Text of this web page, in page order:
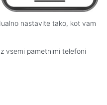
nastavite tako, kot vam
vsemi pametnimi telefoni